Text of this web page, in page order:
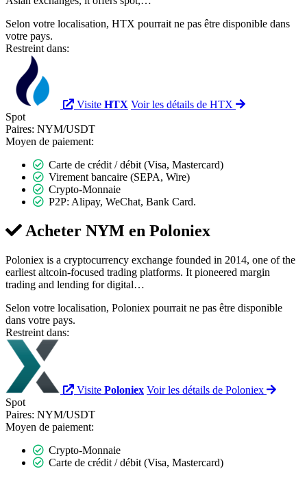
Selon votre localisation, HTX pourrait ne pas être disponible dans
votre pays.
Restreint dans:
Visite HTX Voir les détails de HTX
Spot
Paires: NYM/USDT
Moyen de paiement:
Carte de crédit / débit (Visa, Mastercard)
Virement bancaire (SEPA, Wire)
Crypto-Monnaie
P2P: Alipay, WeChat, Bank Card.
Acheter NYM en Poloniex
Poloniex is a cryptocurrency exchange founded in 2014, one of the
earliest altcoin-focused trading platforms. It pioneered margin
trading and lending for digital…
Selon votre localisation, Poloniex pourrait ne pas être disponible
dans votre pays.
Restreint dans:
Visite Poloniex Voir les détails de Poloniex
Spot
Paires: NYM/USDT
Moyen de paiement:
Crypto-Monnaie
Carte de crédit / débit (Visa, Mastercard)